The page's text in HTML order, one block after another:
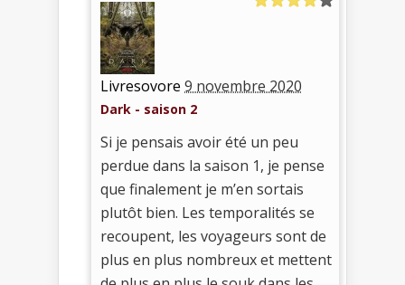
Livresovore 9 novembre 2020
Dark - saison 2
Si je pensais avoir été un peu
perdue dans la saison 1, je pense
que finalement je m’en sortais
plutôt bien. Les temporalités se
recoupent, les voyageurs sont de
plus en plus nombreux et mettent